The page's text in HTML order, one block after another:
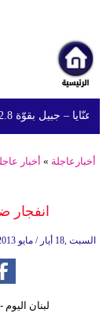
2.8 درجات على مقياس ريختر
أخبارعاجلة » أخبار
18:29 2013 السبت ,18 أيار / مايو